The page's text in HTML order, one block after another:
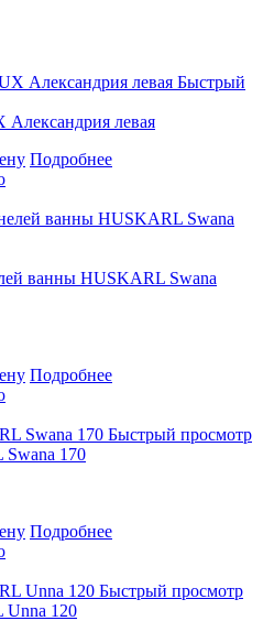
Быстрый
левая
Подробнее
ванны HUSKARL Swana
Подробнее
Быстрый просмотр
170
Подробнее
Быстрый просмотр
Unna 120